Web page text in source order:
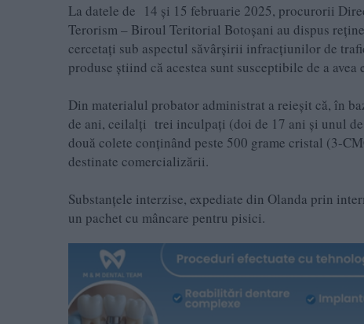
La datele de 14 și 15 februarie 2025, procurorii
Terorism – Biroul Teritorial Botoșani au dispus
cercetați sub aspectul săvârșirii infracțiunilor de
produse ştiind că acestea sunt susceptibile de a avea
Din materialul probator administrat a reieșit că, în
de ani, ceilalți trei inculpați (doi de 17 ani și unul
două colete conținând peste 500 grame cristal (3-
destinate comercializării.
Substanțele interzise, expediate din Olanda prin
un pachet cu mâncare pentru pisici.